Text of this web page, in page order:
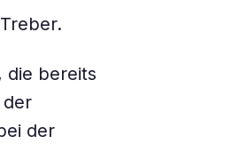
die bereits
der
der